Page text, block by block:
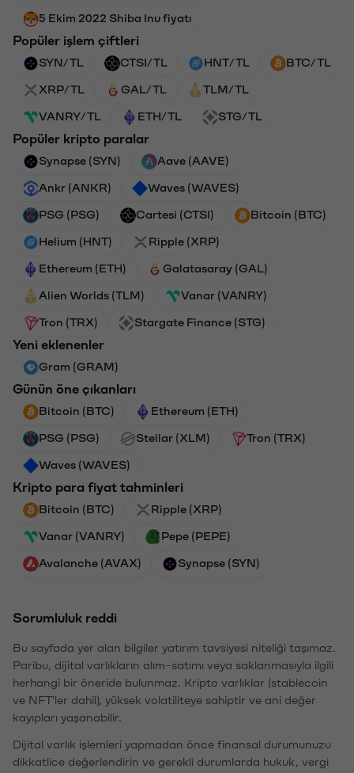
5 Ekim 2022 Shiba Inu fiyatı
Popüler işlem çiftleri
SYN/TL CTSI/TL HNT/TL BTC/TL
XRP/TL GAL/TL TLM/TL
VANRY/TL ETH/TL STG/TL
Popüler kripto paralar
Synapse (SYN) Aave (AAVE)
Ankr (ANKR) Waves (WAVES)
PSG (PSG) Cartesi (CTSI) Bitcoin (BTC)
Helium (HNT) Ripple (XRP)
Ethereum (ETH) Galatasaray (GAL)
Alien Worlds (TLM) Vanar (VANRY)
Tron (TRX) Stargate Finance (STG)
Yeni eklenenler
Gram (GRAM)
Günün öne çıkanları
Bitcoin (BTC) Ethereum (ETH)
PSG (PSG) Stellar (XLM) Tron (TRX)
Waves (WAVES)
Kripto para fiyat tahminleri
Bitcoin (BTC) Ripple (XRP)
Vanar (VANRY) Pepe (PEPE)
Avalanche (AVAX) Synapse (SYN)
Sorumluluk reddi
Bu sayfada yer alan bilgiler yatırım tavsiyesi niteliği taşımaz.
Paribu, dijital varlıkların alım-satımı veya saklanmasıyla ilgili
herhangi bir öneride bulunmaz. Kripto varlıklar (stablecoin
ve NFT'ler dahil), yüksek volatiliteye sahiptir ve ani değer
kayıpları yaşanabilir.
Dijital varlık işlemleri yapmadan önce finansal durumunuzu
dikkatlice değerlendirin ve gerekli durumlarda hukuk, vergi